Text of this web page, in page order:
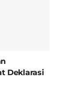
Deklarasi